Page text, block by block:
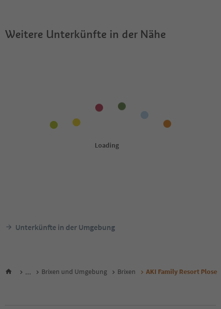
Weitere Unterkünfte in der Nähe
Unterkünfte in der Umgebung
... Brixen und Umgebung Brixen AKI Family Resort Plose